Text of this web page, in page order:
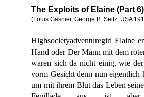
The Exploits of Elaine (Part
(Louis Gasnier, George B. Seitz, USA
Highsocietyadventuregirl Elaine
Hand oder Der Mann mit dem
waren sich da nicht einig, wie
vorm Gesicht denn nun eigentlich
um mit ihrem Blut das Leben